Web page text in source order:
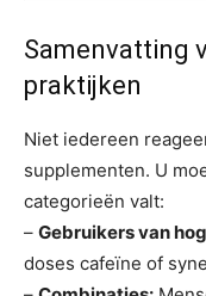
Samenvatting
praktijken
Niet iedereen
supplementen. U
categorieën valt:
– Gebruikers van
doses cafeïne of